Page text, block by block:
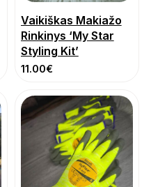
Vaikiškas Makiažo
Rinkinys ‘My Star
Styling Kit’
11.00€